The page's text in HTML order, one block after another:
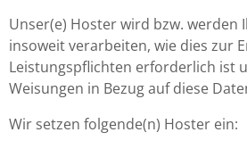
Unser(e) Hoster wird bzw. werden
insoweit verarbeiten, wie dies zur
Leistungspflichten erforderlich ist
Weisungen in Bezug auf diese
Wir setzen folgende(n) Hoster ein: